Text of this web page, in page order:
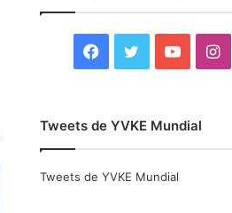
F
c
i
Y
u
I
Tweets de YVKE Mundial
Tweets de YVKE Mundial